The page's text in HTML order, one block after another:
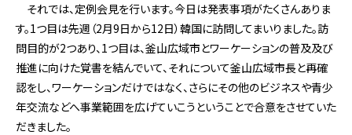
それでは、定例会見を行います。今日は発表事項がたくさんありま
す。1つ目は先週（2月9日から12日）韓国に訪問してまいりました。訪
問目的が2つあり、1つ目は、釜山広域市とワーケーションの普及及び
推進に向けた覚書を結んでいて、それについて釜山広域市長と再確
認をし、ワーケーションだけではなく、さらにその他のビジネスや青少
年交流などへ事業範囲を広げていこうということで合意をさせていた
だきました。